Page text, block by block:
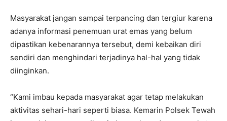
Masyarakat jangan sampai terpancing dan tergiur karena
adanya informasi penemuan urat emas yang belum
dipastikan kebenarannya tersebut, demi kebaikan diri
sendiri dan menghindari terjadinya hal-hal yang tidak
diinginkan.
“Kami imbau kepada masyarakat agar tetap melakukan
aktivitas sehari-hari seperti biasa. Kemarin Polsek Tewah